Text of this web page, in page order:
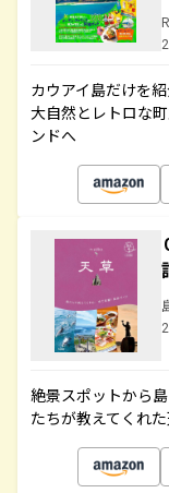
カウアイ島だけを
大自然とレトロな
ンドへ
絶景スポットから
たちが教えてくれ